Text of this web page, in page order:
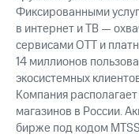
Фиксированными
в интернет и ТВ —
сервисами OTT и
14 миллионов
экосистемных
Компания
магазинов в России.
бирже под кодом